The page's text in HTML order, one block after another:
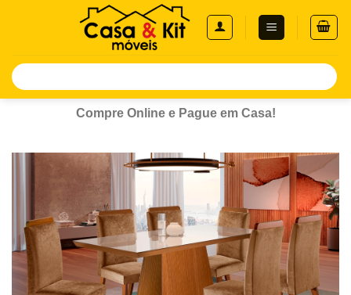
Pesquisar
por:
Compre Online e Pague em Casa!